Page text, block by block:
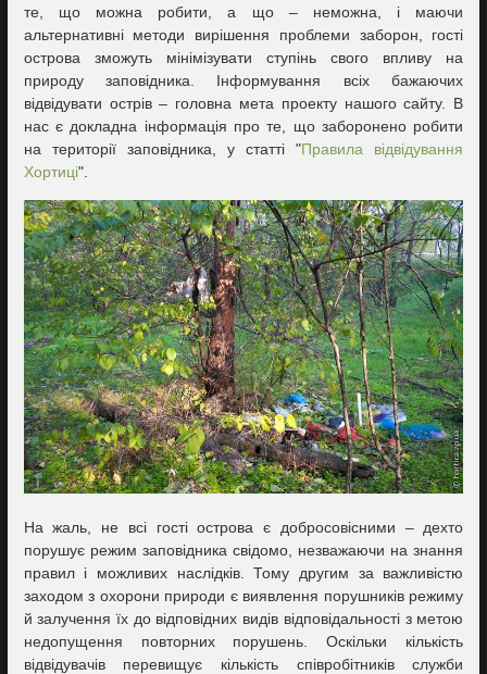
те, що можна робити, а що – неможна, і маючи
альтернативні методи вирішення проблеми заборон, гості
острова зможуть мінімізувати ступінь свого впливу на
природу заповідника. Інформування всіх бажаючих
відвідувати острів – головна мета проекту нашого сайту. В
нас є докладна інформація про те, що заборонено робити
на території заповідника, у статті "Правила відвідування
Хортиці".
На жаль, не всі гості острова є добросовісними – дехто
порушує режим заповідника свідомо, незважаючи на знання
правил і можливих наслідків. Тому другим за важливістю
заходом з охорони природи є виявлення порушників режиму
й залучення їх до відповідних видів відповідальності з метою
недопущення повторних порушень. Оскільки кількість
відвідувачів перевищує кількість співробітників служби